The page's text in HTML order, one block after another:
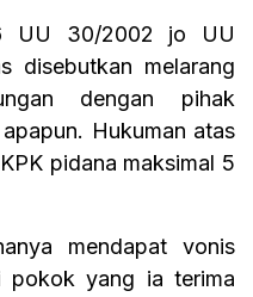
UU 30/2002 jo UU
disebutkan melarang
dengan pihak
Hukuman atas
pidana maksimal 5
mendapat vonis
pokok yang ia terima